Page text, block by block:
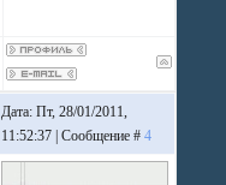
Дата: Пт, 28/01/2011,
11:52:37 | Сообщение #4